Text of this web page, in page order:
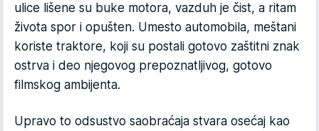
ulice lišene su buke motora, vazduh je čist, a ritam
života spor i opušten. Umesto automobila, meštani
koriste traktore, koji su postali gotovo zaštitni znak
ostrva i deo njegovog prepoznatljivog, gotovo
filmskog ambijenta.
Upravo to odsustvo saobraćaja stvara osećaj kao